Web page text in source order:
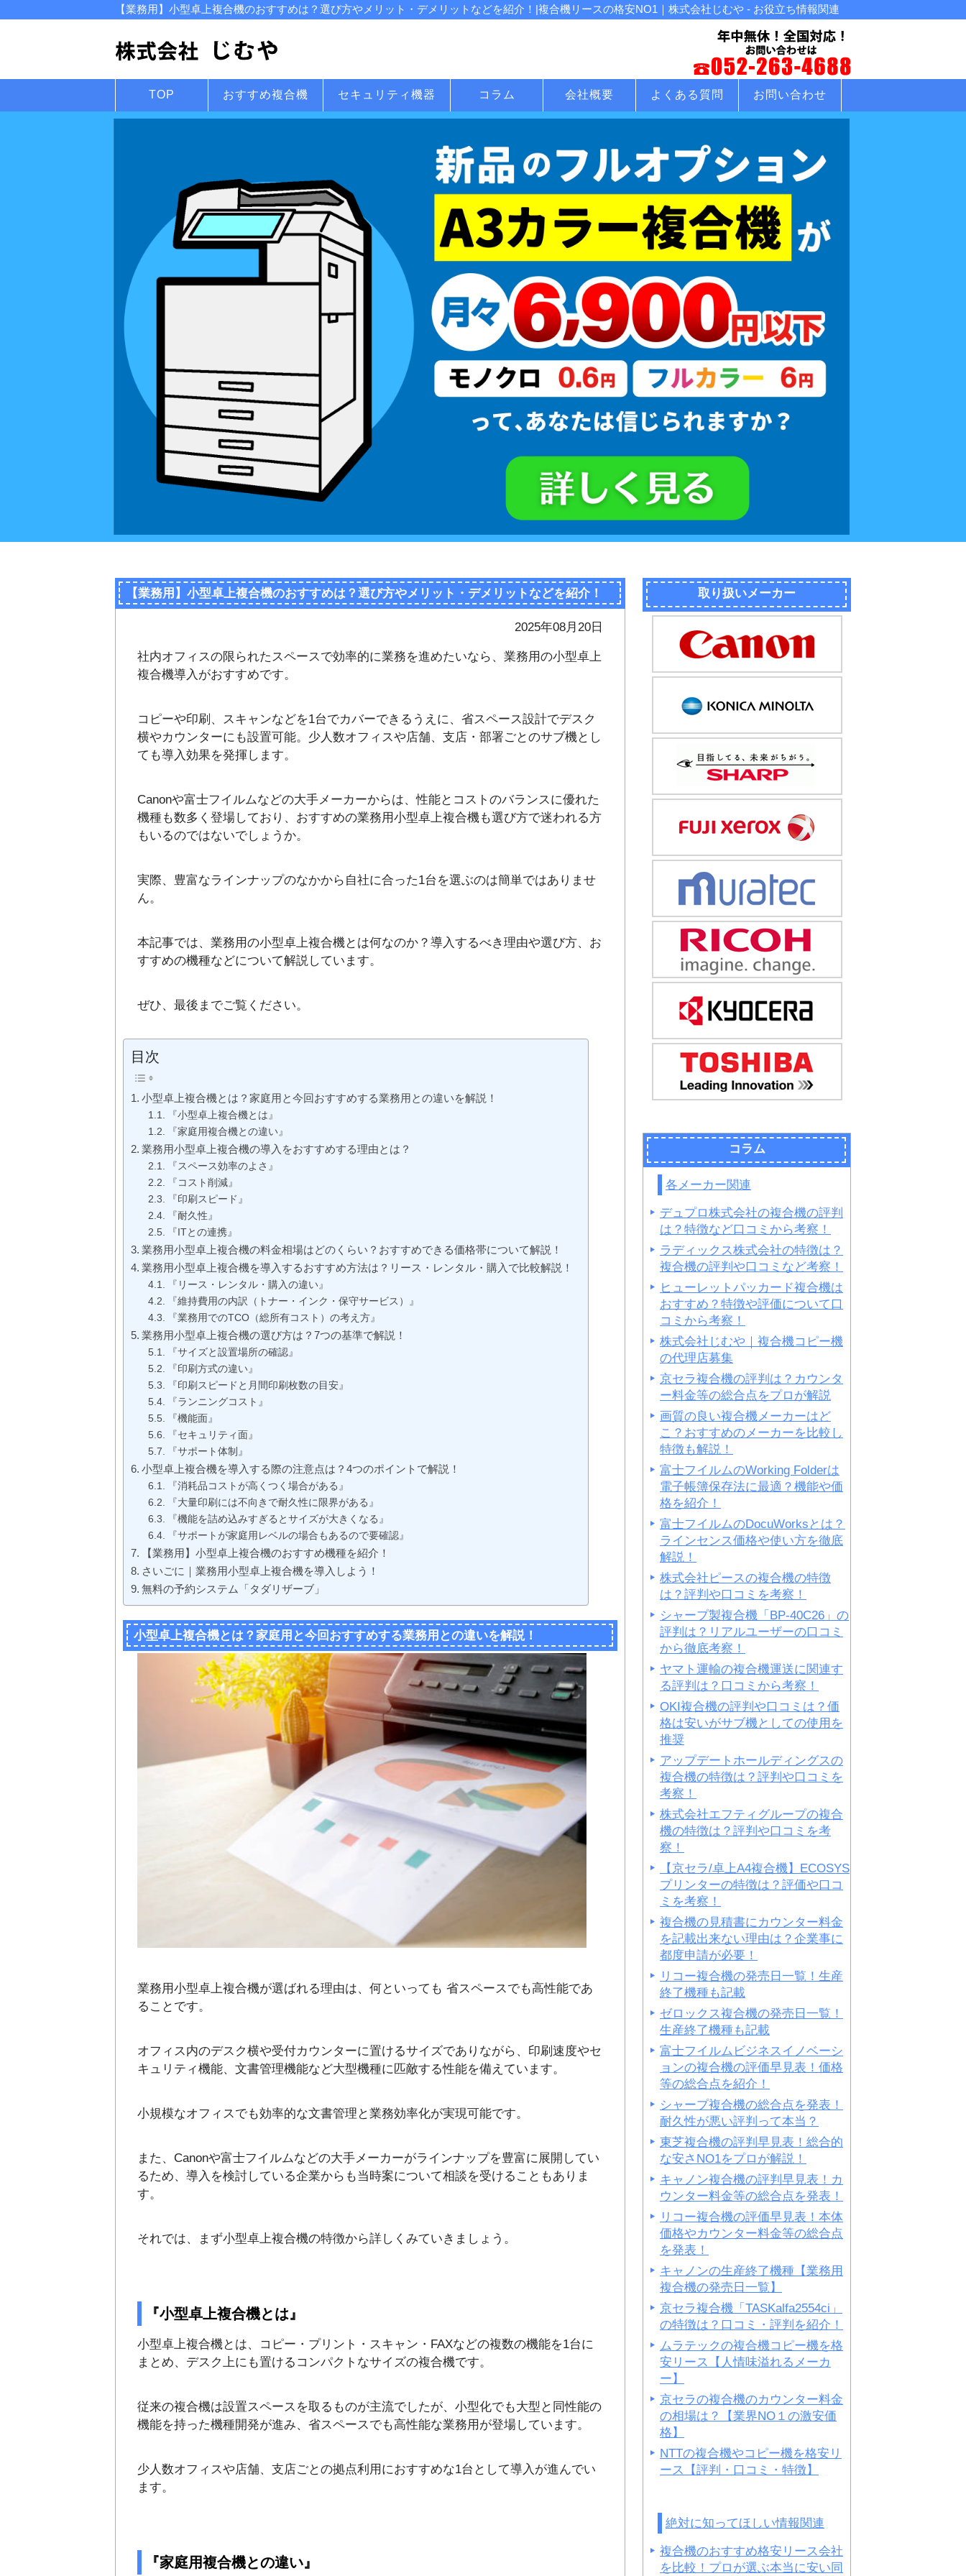
【業務用】小型卓上複合機のおすすめは？選び方やメリット・デメリットなどを紹介！|複合機リースの格安NO1｜株式会社じむや - お役立ち情報関連
TOP おすすめ複合機 セキュリティ機器 コラム 会社概要 よくある質問 お問い合わせ
【業務用】小型卓上複合機のおすすめは？選び方やメリット・デメリットなどを紹介！
2025年08月20日
社内オフィスの限られたスペースで効率的に業務を進めたいなら、業務用の小型卓上
複合機導入がおすすめです。
コピーや印刷、スキャンなどを1台でカバーできるうえに、省スペース設計でデスク
横やカウンターにも設置可能。少人数オフィスや店舗、支店・部署ごとのサブ機とし
ても導入効果を発揮します。
Canonや富士フイルムなどの大手メーカーからは、性能とコストのバランスに優れた
機種も数多く登場しており、おすすめの業務用小型卓上複合機も選び方で迷われる方
もいるのではないでしょうか。
実際、豊富なラインナップのなかから自社に合った1台を選ぶのは簡単ではありませ
ん。
本記事では、業務用の小型卓上複合機とは何なのか？導入するべき理由や選び方、お
すすめの機種などについて解説しています。
ぜひ、最後までご覧ください。
目次
小型卓上複合機とは？家庭用と今回おすすめする業務用との違いを解説！
『小型卓上複合機とは』
『家庭用複合機との違い』
業務用小型卓上複合機の導入をおすすめする理由とは？
『スペース効率のよさ』
『コスト削減』
『印刷スピード』
『耐久性』
『ITとの連携』
業務用小型卓上複合機の料金相場はどのくらい？おすすめできる価格帯について解説！
業務用小型卓上複合機を導入するおすすめ方法は？リース・レンタル・購入で比較解説！
『リース・レンタル・購入の違い』
『維持費用の内訳（トナー・インク・保守サービス）』
『業務用でのTCO（総所有コスト）の考え方』
業務用小型卓上複合機の選び方は？7つの基準で解説！
『サイズと設置場所の確認』
『印刷方式の違い』
『印刷スピードと月間印刷枚数の目安』
『ランニングコスト』
『機能面』
『セキュリティ面』
『サポート体制』
小型卓上複合機を導入する際の注意点は？4つのポイントで解説！
『消耗品コストが高くつく場合がある』
『大量印刷には不向きで耐久性に限界がある』
『機能を詰め込みすぎるとサイズが大きくなる』
『サポートが家庭用レベルの場合もあるので要確認』
【業務用】小型卓上複合機のおすすめ機種を紹介！
さいごに｜業務用小型卓上複合機を導入しよう！
無料の予約システム「タダリザーブ」
小型卓上複合機とは？家庭用と今回おすすめする業務用との違いを解説！
業務用小型卓上複合機が選ばれる理由は、何といっても 省スペースでも高性能であ
ることです。
オフィス内のデスク横や受付カウンターに置けるサイズでありながら、印刷速度やセ
キュリティ機能、文書管理機能など大型機種に匹敵する性能を備えています。
小規模なオフィスでも効率的な文書管理と業務効率化が実現可能です。
また、Canonや富士フイルムなどの大手メーカーがラインナップを豊富に展開してい
るため、導入を検討している企業からも当時案について相談を受けることもありま
す。
それでは、まず小型卓上複合機の特徴から詳しくみていきましょう。
『小型卓上複合機とは』
小型卓上複合機とは、コピー・プリント・スキャン・FAXなどの複数の機能を1台に
まとめ、デスク上にも置けるコンパクトなサイズの複合機です。
従来の複合機は設置スペースを取るものが主流でしたが、小型化でも大型と同性能の
機能を持った機種開発が進み、省スペースでも高性能な業務用が登場しています。
少人数オフィスや店舗、支店ごとの拠点利用におすすめな1台として導入が進んでい
ます。
『家庭用複合機との違い』
取り扱いメーカー
コラム
各メーカー関連
デュプロ株式会社の複合機の評判
は？特徴など口コミから考察！
ラディックス株式会社の特徴は？
複合機の評判や口コミなど考察！
ヒューレットパッカード複合機は
おすすめ？特徴や評価について口
コミから考察！
株式会社じむや｜複合機コピー機
の代理店募集
京セラ複合機の評判は？カウンタ
ー料金等の総合点をプロが解説
画質の良い複合機メーカーはど
こ？おすすめのメーカーを比較し
特徴も解説！
富士フイルムのWorking Folderは
電子帳簿保存法に最適？機能や価
格を紹介！
富士フイルムのDocuWorksとは？
ラインセンス価格や使い方を徹底
解説！
株式会社ピースの複合機の特徴
は？評判や口コミを考察！
シャープ製複合機「BP-40C26」の
評判は？リアルユーザーの口コミ
から徹底考察！
ヤマト運輸の複合機運送に関連す
る評判は？口コミから考察！
OKI複合機の評判や口コミは？価
格は安いがサブ機としての使用を
推奨
アップデートホールディングスの
複合機の特徴は？評判や口コミを
考察！
株式会社エフティグループの複合
機の特徴は？評判や口コミを考
察！
【京セラ/卓上A4複合機】ECOSYS
プリンターの特徴は？評価や口コ
ミを考察！
複合機の見積書にカウンター料金
を記載出来ない理由は？企業事に
都度申請が必要！
リコー複合機の発売日一覧！生産
終了機種も記載
ゼロックス複合機の発売日一覧！
生産終了機種も記載
富士フイルムビジネスイノベーシ
ョンの複合機の評価早見表！価格
等の総合点を紹介！
シャープ複合機の総合点を発表！
耐久性が悪い評判って本当？
東芝複合機の評判早見表！総合的
な安さNO1をプロが解説！
キャノン複合機の評判早見表！カ
ウンター料金等の総合点を発表！
リコー複合機の評価早見表！本体
価格やカウンター料金等の総合点
を発表！
キャノンの生産終了機種【業務用
複合機の発売日一覧】
京セラ複合機「TASKalfa2554ci」
の特徴は？口コミ・評判を紹介！
ムラテックの複合機コピー機を格
安リース【人情味溢れるメーカ
ー】
京セラの複合機のカウンター料金
の相場は？【業界NO１の激安価
格】
NTTの複合機やコピー機を格安リ
ース【評判・口コミ・特徴】
絶対に知ってほしい情報関連
複合機のおすすめ格安リース会社
を比較！プロが選ぶ本当に安い同